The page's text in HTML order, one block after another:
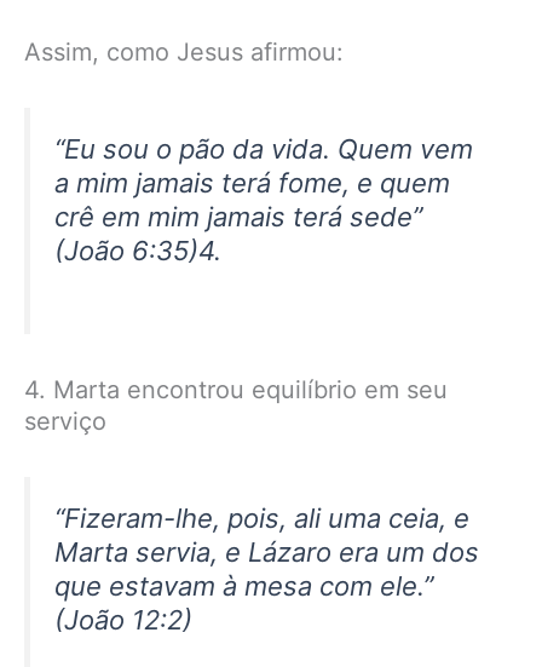
Assim, como Jesus afirmou:
“Eu sou o pão da vida. Quem vem
a mim jamais terá fome, e quem
crê em mim jamais terá sede”
(João 6:35)4.
4. Marta encontrou equilíbrio em seu
serviço
“Fizeram-lhe, pois, ali uma ceia, e
Marta servia, e Lázaro era um dos
que estavam à mesa com ele.”
(João 12:2)